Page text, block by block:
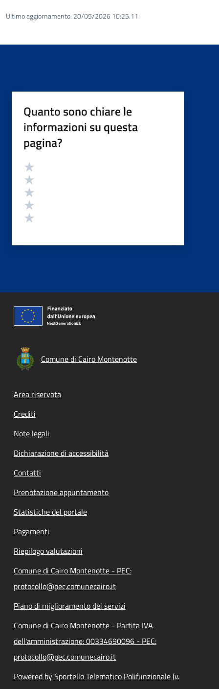
Ultimo aggiornamento: 20/05/2026 10:25.11
Quanto sono chiare le
informazioni su questa
pagina?
Valutazione
Comune di Cairo Montenotte
Footer menu
Area riservata
Crediti
Note legali
Dichiarazione di accessibilità
Contatti
Prenotazione appuntamento
Statistiche del portale
Pagamenti
Riepilogo valutazioni
Comune di Cairo Montenotte - PEC:
protocollo@pec.comunecairo.it
Piano di miglioramento dei servizi
Comune di Cairo Montenotte - Partita IVA
dell'amministrazione: 00334690096 - PEC:
protocollo@pec.comunecairo.it
Powered by Sportello Telematico Polifunzionale (v.